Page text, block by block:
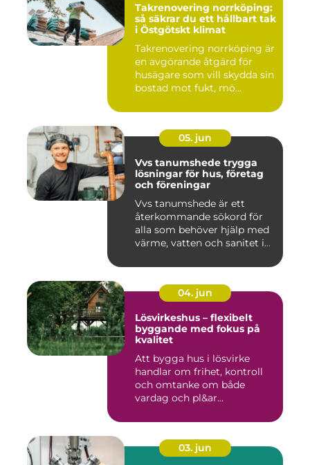
Takrenovering norrköping:
så säkrar du ett hållbart tak
i Östgötskt klimat
Takrenovering norrköping är
en avgörande åtgärd för
husägare som vill skydda sin
bostad mot fukt, mö...
05. jun
Vvs tanumshede trygga
lösningar för hus, företag
och föreningar
Vvs tanumshede är ett
återkommande sökord för
alla som behöver hjälp med
värme, vatten och sanitet i...
04. jun
Lösvirkeshus – flexibelt
byggande med fokus på
kvalitet
Att bygga hus i lösvirke
handlar om frihet, kontroll
och omtanke om både
vardag och pl&ar...
03. jun